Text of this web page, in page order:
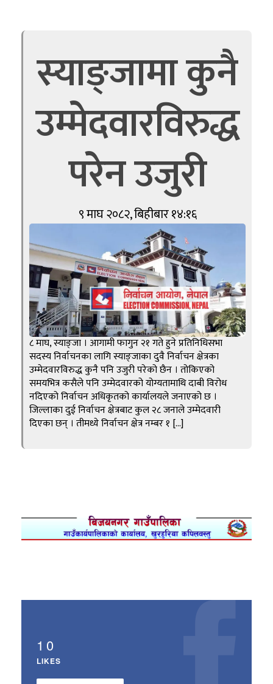
स्याङ्जामा कुनै
उम्मेदवारविरुद्ध
परेन उजुरी
९ माघ २०८२, बिहीबार १४:१६
८ माघ, स्याङ्जा । आगामी फागुन २१ गते हुने प्रतिनिधिसभा
सदस्य निर्वाचनका लागि स्याङ्जाका दुवै निर्वाचन क्षेत्रका
उम्मेदवारविरुद्ध कुनै पनि उजुरी परेको छैन । तोकिएको
समयभित्र कसैले पनि उम्मेदवारको योग्यतामाथि दाबी विरोध
नदिएको निर्वाचन अधिकृतको कार्यालयले जनाएको छ ।
जिल्लाका दुई निर्वाचन क्षेत्रबाट कुल २८ जनाले उम्मेदवारी
दिएका छन् । तीमध्ये निर्वाचन क्षेत्र नम्बर १ […]
10
LIKES